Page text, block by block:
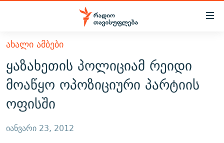
Accessibility
მთავარ
შინაარსზე
დაბრუნება
მთავარ
ნავიგაციაზე
დაბრუნება
ძიებაზე
ᲐᲮᲐᲚᲘ ᲐᲛᲑᲔᲑᲘ
ᲗᲔᲛᲔᲑᲘ
ᲞᲝᲚᲘᲢᲘᲙᲐ
ᲔᲙᲝᲜᲝᲛᲘᲙᲐ
ᲡᲐᲖᲝᲒᲐᲓᲝᲔᲑᲐ
ᲕᲘᲓᲔᲝ
ᲑᲚᲝᲒᲔᲑᲘ
ᲞᲝᲓᲙᲐᲡᲢᲔᲑᲘ
ᲐᲮᲐᲚᲘ ᲐᲛᲑᲔᲑᲘ
ყაზახეთის პოლიციამ რეიდი
მოაწყო ოპოზიციური პარტიის
ოფისში
იანვარი 23, 2012